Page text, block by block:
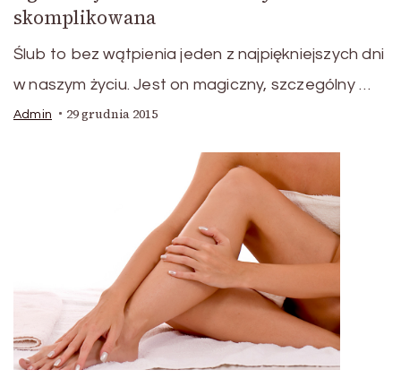
skomplikowana
Ślub to bez wątpienia jeden z najpiękniejszych dni
w naszym życiu. Jest on magiczny, szczególny …
Admin 29 grudnia 2015